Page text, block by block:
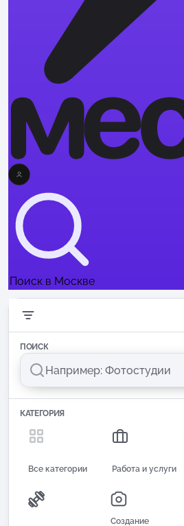
Поиск в Москве
ПОИСК
КАТЕГОРИЯ
Все категории Работа и услуги
Создание